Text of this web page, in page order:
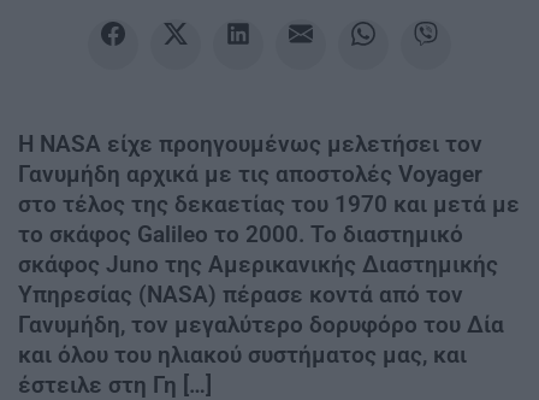
Η NASA είχε προηγουμένως μελετήσει τον
Γανυμήδη αρχικά με τις αποστολές Voyager
στο τέλος της δεκαετίας του 1970 και μετά με
το σκάφος Galileo το 2000. Το διαστημικό
σκάφος Juno της Αμερικανικής Διαστημικής
Υπηρεσίας (NASA) πέρασε κοντά από τον
Γανυμήδη, τον μεγαλύτερο δορυφόρο του Δία
και όλου του ηλιακού συστήματος μας, και
έστειλε στη Γη […]